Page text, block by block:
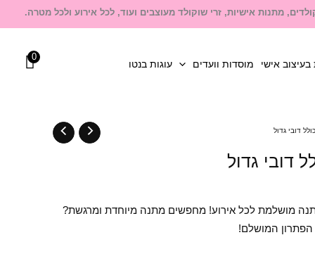
מתנות אישיות, זרי שוקולד מעוצבים ועוד, לכל אירוע ולכל מטרה.
אישי מוסדות וועדים עוגות בנטו
0
דובי גדול
דובי גדול
מושלמת לכל אירוע! מחפשים מתנה מיוחדת ומרגשת?
הפתרון המושלם!